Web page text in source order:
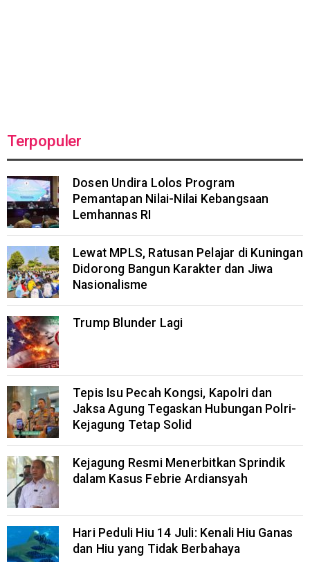
Terpopuler
Dosen Undira Lolos Program
Pemantapan Nilai-Nilai Kebangsaan
Lemhannas RI
Lewat MPLS, Ratusan Pelajar di Kuningan
Didorong Bangun Karakter dan Jiwa
Nasionalisme
Trump Blunder Lagi
Tepis Isu Pecah Kongsi, Kapolri dan
Jaksa Agung Tegaskan Hubungan Polri-
Kejagung Tetap Solid
Kejagung Resmi Menerbitkan Sprindik
dalam Kasus Febrie Ardiansyah
Hari Peduli Hiu 14 Juli: Kenali Hiu Ganas
dan Hiu yang Tidak Berbahaya